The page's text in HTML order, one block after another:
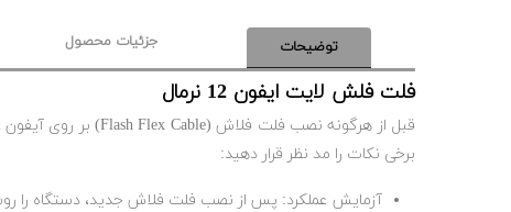
توضیحات جزئیات محصول
فلت فلش لایت ایفون 12 نرمال
برخی نکات را مد نظر قرار دهید:
آزمایش عملکرد: پس از نصب فلت فلاش جدید، دستگاه را